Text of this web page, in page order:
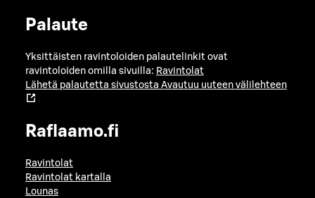
Palaute
Yksittäisten ravintoloiden palautelinkit ovat
ravintoloiden omilla sivuilla: Ravintolat
Lähetä palautetta sivustosta Avautuu uuteen välilehteen
Raflaamo.fi
Ravintolat
Ravintolat kartalla
Lounas